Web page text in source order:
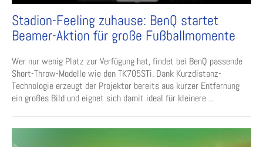
Stadion-Feeling zuhause: BenQ startet
Beamer-Aktion für große Fußballmomente
Wer nur wenig Platz zur Verfügung hat, findet bei BenQ passende
Short-Throw-Modelle wie den TK705STi. Dank Kurzdistanz-
Technologie erzeugt der Projektor bereits aus kurzer Entfernung
ein großes Bild und eignet sich damit ideal für kleinere ...